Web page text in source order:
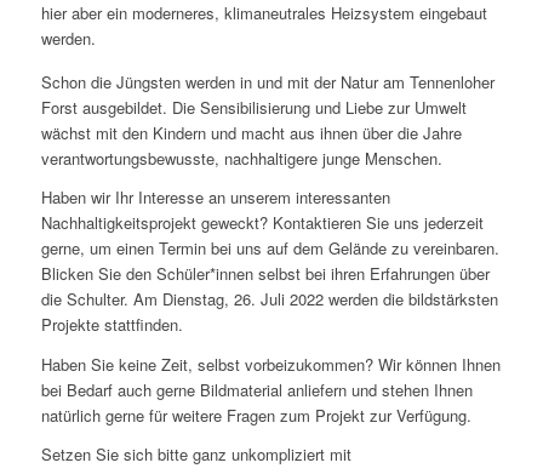
hier aber ein moderneres, klimaneutrales Heizsystem eingebaut
werden.
Schon die Jüngsten werden in und mit der Natur am Tennenloher
Forst ausgebildet. Die Sensibilisierung und Liebe zur Umwelt
wächst mit den Kindern und macht aus ihnen über die Jahre
verantwortungsbewusste, nachhaltigere junge Menschen.
Haben wir Ihr Interesse an unserem interessanten
Nachhaltigkeitsprojekt geweckt? Kontaktieren Sie uns jederzeit
gerne, um einen Termin bei uns auf dem Gelände zu vereinbaren.
Blicken Sie den Schüler*innen selbst bei ihren Erfahrungen über
die Schulter. Am Dienstag, 26. Juli 2022 werden die bildstärksten
Projekte stattfinden.
Haben Sie keine Zeit, selbst vorbeizukommen? Wir können Ihnen
bei Bedarf auch gerne Bildmaterial anliefern und stehen Ihnen
natürlich gerne für weitere Fragen zum Projekt zur Verfügung.
Setzen Sie sich bitte ganz unkompliziert mit